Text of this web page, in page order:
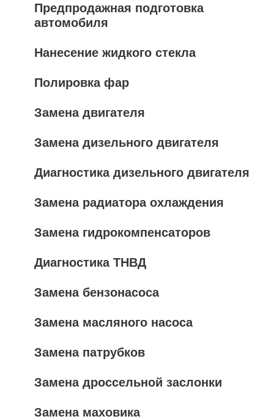
Предпродажная подготовка
автомобиля
Нанесение жидкого стекла
Полировка фар
Замена двигателя
Замена дизельного двигателя
Диагностика дизельного двигателя
Замена радиатора охлаждения
Замена гидрокомпенсаторов
Диагностика ТНВД
Замена бензонасоса
Замена масляного насоса
Замена патрубков
Замена дроссельной заслонки
Замена маховика